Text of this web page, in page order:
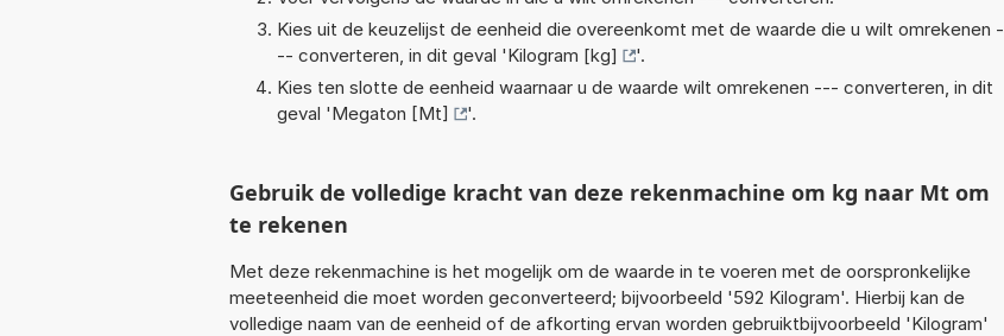
Kies uit de keuzelijst de eenheid die overeenkomt met de waarde die u wilt omrekenen -
-- converteren, in dit geval 'Kilogram [kg]
'.
Kies ten slotte de eenheid waarnaar u de waarde wilt omrekenen --- converteren, in dit
geval 'Megaton [Mt] '.
Gebruik de volledige kracht van deze rekenmachine om kg naar Mt om
te rekenen
Met deze rekenmachine is het mogelijk om de waarde in te voeren met de oorspronkelijke
meeteenheid die moet worden geconverteerd; bijvoorbeeld '592 Kilogram'. Hierbij kan de
volledige naam van de eenheid of de afkorting ervan worden gebruiktbijvoorbeeld 'Kilogram'